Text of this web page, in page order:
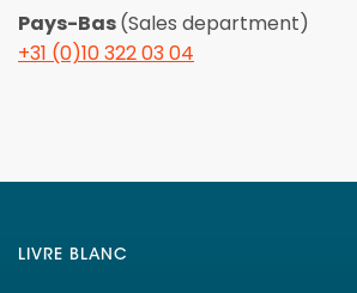
Pays-Bas(Sales department)
+31 (0)10 322 03 04
LIVRE BLANC